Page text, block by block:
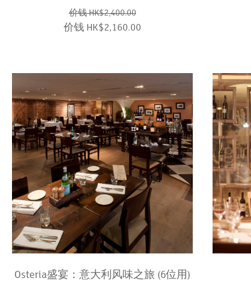
价钱 HK$2,400.00
价钱 HK$2,160.00
Osteria盛宴：意大利风味之旅 (6位用)